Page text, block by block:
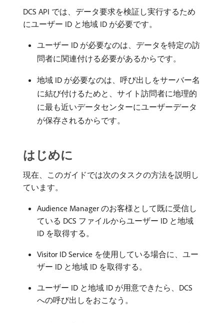
DCS API では、データ要求を検証し実行するため
にユーザー ID と地域 ID が必要です。
ユーザー ID が必要なのは、データを特定の訪
問者に関連付ける必要があるからです。
地域 ID が必要なのは、呼び出しをサーバー名
に結び付けるためと、サイト訪問者に地理的
に最も近いデータセンターにユーザーデータ
が保存されるからです。
はじめに
現在、このガイドでは次のタスクの方法を説明し
ています。
Audience Manager のお客様として既に受信し
ている DCS ファイルからユーザー ID と地域
ID を取得する。
Visitor ID Service を使用している場合に、ユー
ザー ID と地域 ID を取得する。
ユーザー ID と地域 ID が用意できたら、DCS
への呼び出しをおこなう。